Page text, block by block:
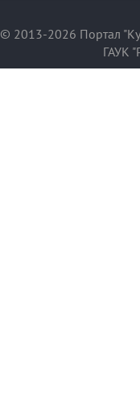
© 2013-2026 Портал
ГАУК